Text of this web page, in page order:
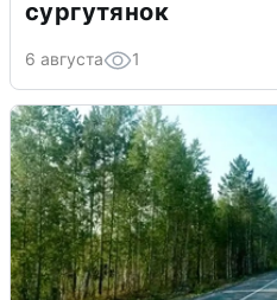
сургутянок
6 августа 1